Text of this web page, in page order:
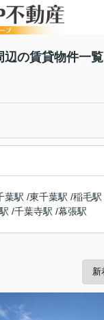
辺の賃貸物件一覧
葉駅 /東千葉駅 /稲毛駅
/千葉寺駅 /幕張駅